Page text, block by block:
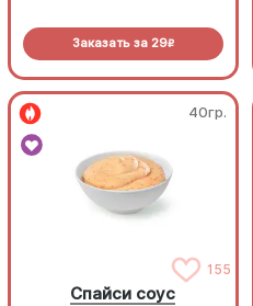
Заказать за 29R
40гр.
155
Спайси соус